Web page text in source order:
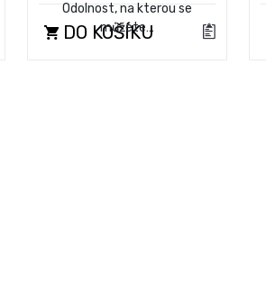
Odolnost, na kterou se
můžete…
DO KOŠÍKU